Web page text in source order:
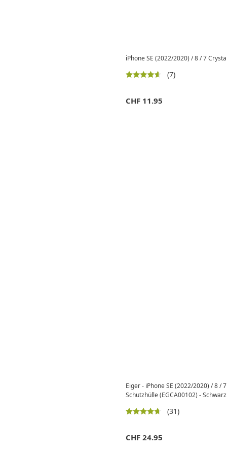
iPhone SE (2022/2020) / 8 / 7
(7)
CHF 11.95
Eiger - iPhone SE (2022/2020) / 8 /
Schutzhülle (EGCA00102) - Schwarz
(31)
CHF 24.95